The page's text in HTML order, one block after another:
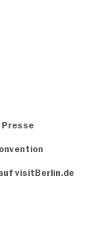
Presse
visitBerlin.de